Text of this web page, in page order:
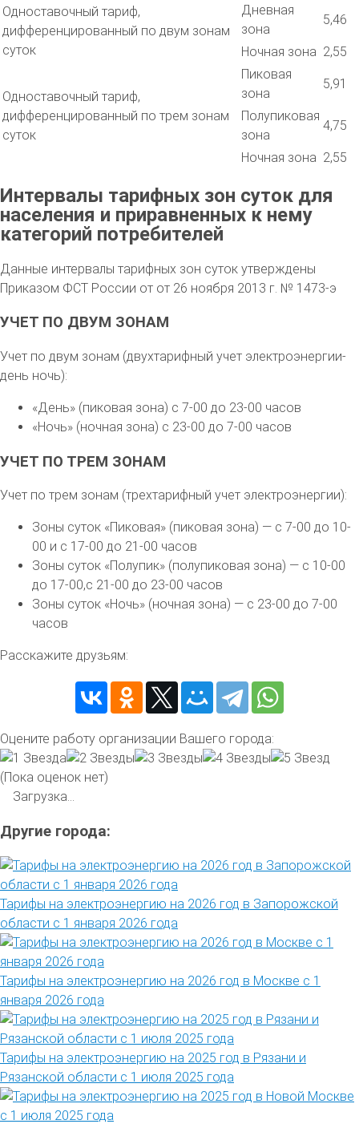
Одноставочный тариф,
дифференцированный по двум зонам
суток
Дневная
зона
5,46
Ночная зона 2,55
Одноставочный тариф,
дифференцированный по трем зонам
суток
Пиковая
зона
5,91
Полупиковая
зона
4,75
Ночная зона 2,55
Интервалы тарифных зон суток для
населения и приравненных к нему
категорий потребителей
Данные интервалы тарифных зон суток утверждены
Приказом ФСТ России от от 26 ноября 2013 г. № 1473-э
УЧЕТ ПО ДВУМ ЗОНАМ
Учет по двум зонам (двухтарифный учет электроэнергии-
день ночь):
«День» (пиковая зона) с 7-00 до 23-00 часов
«Ночь» (ночная зона) с 23-00 до 7-00 часов
УЧЕТ ПО ТРЕМ ЗОНАМ
Учет по трем зонам (трехтарифный учет электроэнергии):
Зоны суток «Пиковая» (пиковая зона) — с 7-00 до 10-
00 и с 17-00 до 21-00 часов
Зоны суток «Полупик» (полупиковая зона) — с 10-00
до 17-00,с 21-00 до 23-00 часов
Зоны суток «Ночь» (ночная зона) — с 23-00 до 7-00
часов
Расскажите друзьям:
Оцените работу организации Вашего города:
(Пока оценок нет)
Загрузка...
Другие города:
Тарифы на электроэнергию на 2026 год в Запорожской
области с 1 января 2026 года
Тарифы на электроэнергию на 2026 год в Москве с 1
января 2026 года
Тарифы на электроэнергию на 2025 год в Рязани и
Рязанской области с 1 июля 2025 года